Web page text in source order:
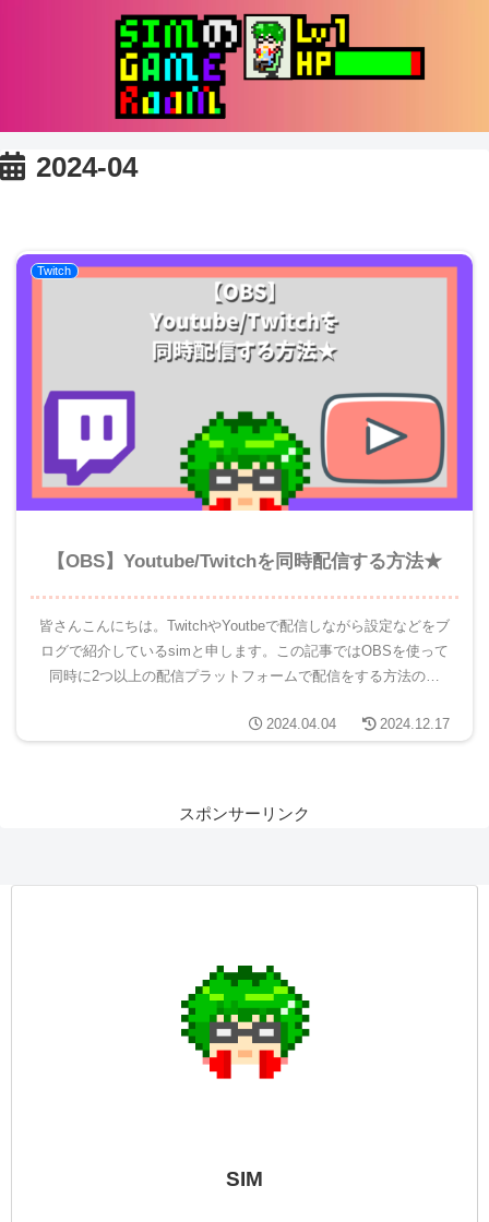
2024-04
Twitch
【OBS】Youtube/Twitchを同時配信する方法★
皆さんこんにちは。TwitchやYoutbeで配信しながら設定などをブ
ログで紹介しているsimと申します。この記事ではOBSを使って
同時に2つ以上の配信プラットフォームで配信をする方法の紹
2024.04.04
2024.12.17
スポンサーリンク
SIM